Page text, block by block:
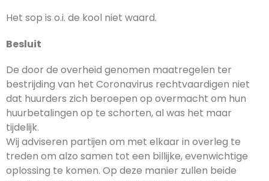
Het sop is o.i. de kool niet waard.
Besluit
De door de overheid genomen maatregelen ter
bestrijding van het Coronavirus rechtvaardigen niet
dat huurders zich beroepen op overmacht om hun
huurbetalingen op te schorten, al was het maar
tijdelijk.
Wij adviseren partijen om met elkaar in overleg te
treden om alzo samen tot een billijke, evenwichtige
oplossing te komen. Op deze manier zullen beide